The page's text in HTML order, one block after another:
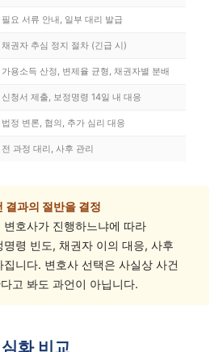
필요 서류 안내, 일부 대리 발급
채권자 추심 정지 절차 (긴급 시)
가용소득 산정, 변제율 균형, 채권자별 분배
신청서 제출, 보정명령 14일 내 대응
법정 변론, 협의, 추가 심리 대응
전 과정 대리, 사후 관리
결과의 절반을 결정
호사가 진행하느냐에 따라
령 빈도, 채권자 이의 대응, 사후
니다. 변호사 선택은 사실상 사건
고 봐도 과언이 아닙니다.
화 비교